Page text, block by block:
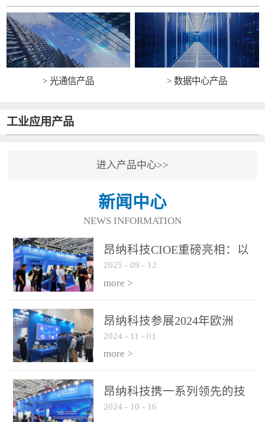
> 光通信产品 > 数据中心产品
工业应用产品
进入产品中心>>
新闻中心
NEWS INFORMATION
昂纳科技CIOE重磅亮相：以
光通信创新引擎，驱动AI与
算力互联新时代
2025 - 09 - 12
more >
昂纳科技参展2024年欧洲
ECOC展会
2024 - 11 - 01
more >
昂纳科技携一系列领先的技
术平台和优秀产品参展2024
2024 - 10 - 16